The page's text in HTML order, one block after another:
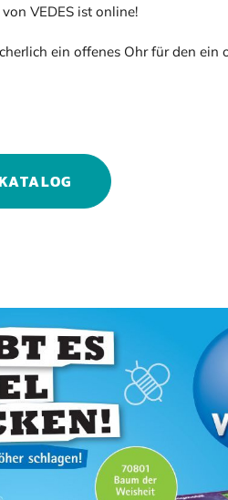
VEDES ist online!
ein offenes Ohr für den ein